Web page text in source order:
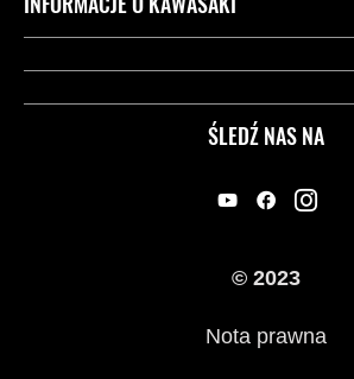
ŚLEDŹ NAS NA
Przydatne strony
Dziedzictwo Kawasaki
© 2023
Nota prawna